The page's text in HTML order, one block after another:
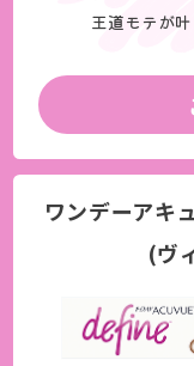
王道モテが叶
ワンデーアキ
(ヴ